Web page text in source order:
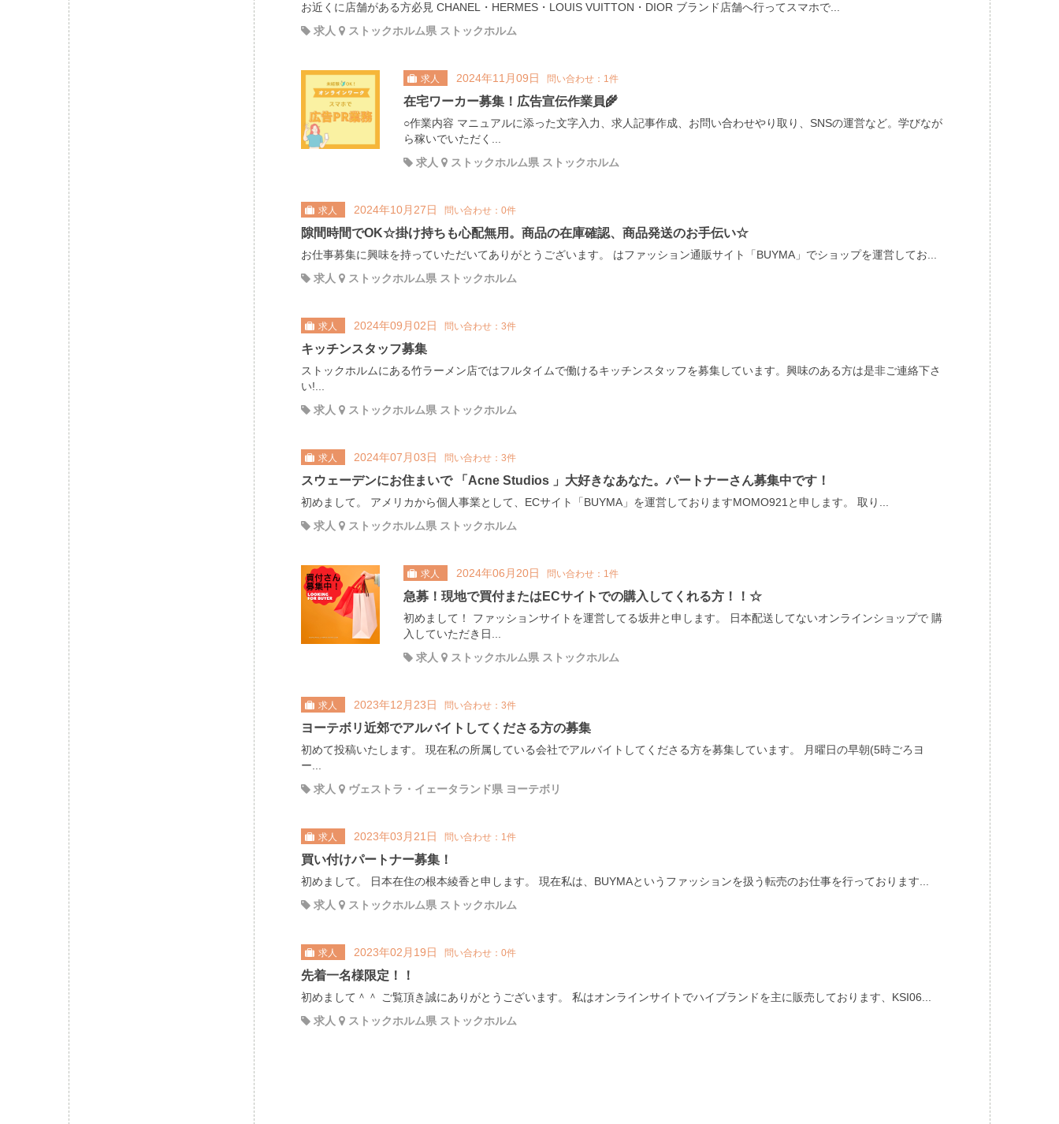
お近くに店舗がある方必見 CHANEL・HERMES・LOUIS VUITTON・DIOR ブランド店舗へ行ってスマホで...
求人
ストックホルム県 ストックホルム
求人 2024年11月09日 問い合わせ：1件
在宅ワーカー募集！広告宣伝作業員🌾
○作業内容 マニュアルに添った文字入力、求人記事作成、お問い合わせやり取り、SNSの運営など。学びなが
ら稼いでいただく...
求人
ストックホルム県 ストックホルム
求人 2024年10月27日 問い合わせ：0件
隙間時間でOK☆掛け持ちも心配無用。商品の在庫確認、商品発送のお手伝い☆
お仕事募集に興味を持っていただいてありがとうございます。 はファッション通販サイト「BUYMA」でショップを運営してお...
求人
ストックホルム県 ストックホルム
求人 2024年09月02日 問い合わせ：3件
キッチンスタッフ募集
ストックホルムにある竹ラーメン店ではフルタイムで働けるキッチンスタッフを募集しています。興味のある方は是非ご連絡下さ
い!...
求人
ストックホルム県 ストックホルム
求人 2024年07月03日 問い合わせ：3件
スウェーデンにお住まいで 「Acne Studios 」大好きなあなた。パートナーさん募集中です！
初めまして。 アメリカから個人事業として、ECサイト「BUYMA」を運営しておりますMOMO921と申します。 取り...
求人
ストックホルム県 ストックホルム
求人 2024年06月20日 問い合わせ：1件
急募！現地で買付またはECサイトでの購入してくれる方！！☆
初めまして！ ファッションサイトを運営してる坂井と申します。 日本配送してないオンラインショップで 購
入していただき日...
求人
ストックホルム県 ストックホルム
求人 2023年12月23日 問い合わせ：3件
ヨーテボリ近郊でアルバイトしてくださる方の募集
初めて投稿いたします。 現在私の所属している会社でアルバイトしてくださる方を募集しています。 月曜日の早朝(5時ごろヨ
ー...
求人
ヴェストラ・イェータランド県 ヨーテボリ
求人 2023年03月21日 問い合わせ：1件
買い付けパートナー募集！
初めまして。 日本在住の根本綾香と申します。 現在私は、BUYMAというファッションを扱う転売のお仕事を行っております...
求人
ストックホルム県 ストックホルム
求人 2023年02月19日 問い合わせ：0件
先着一名様限定！！
初めまして＾＾ ご覧頂き誠にありがとうございます。 私はオンラインサイトでハイブランドを主に販売しております、KSI06...
求人
ストックホルム県 ストックホルム